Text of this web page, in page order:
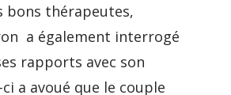
bons thérapeutes,
a également interrogé
rapports avec son
a avoué que le couple